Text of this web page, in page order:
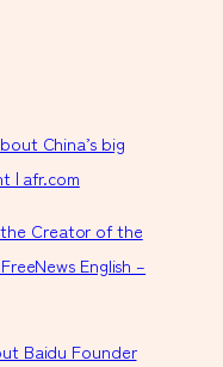
China’s big
| afr.com
the Creator of the
English –
Baidu Founder